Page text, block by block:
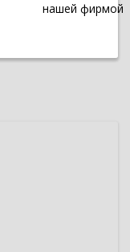
нашей фирмой